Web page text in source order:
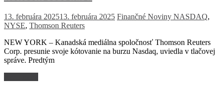
13. februára 202513. februára 2025 Finančné Noviny NASDAQ,
NYSE, Thomson Reuters
NEW YORK – Kanadská mediálna spoločnosť Thomson Reuters
Corp. presunie svoje kótovanie na burzu Nasdaq, uviedla v tlačovej
správe. Predtým